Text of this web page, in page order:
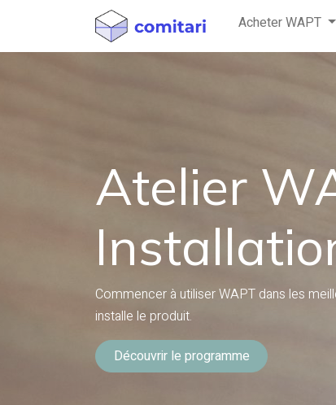
Acheter WAPT
Atelier
Commencer à utiliser WAPT dans les
installe le produit.
Découvrir le programme